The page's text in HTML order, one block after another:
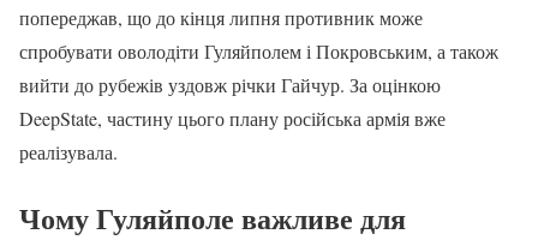
попереджав, що до кінця липня противник може
спробувати оволодіти Гуляйполем і Покровським, а також
вийти до рубежів уздовж річки Гайчур. За оцінкою
DeepState, частину цього плану російська армія вже
реалізувала.
Чому Гуляйполе важливе для